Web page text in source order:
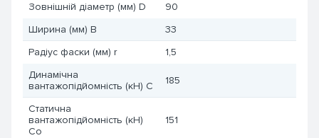
Зовнішній діаметр (мм) D
90
Ширина (мм) B
33
Радіус фаски (мм) r
1,5
Динамічна
вантажопідйомність (кН) C
185
Статична
вантажопідйомність (кН)
Co
151